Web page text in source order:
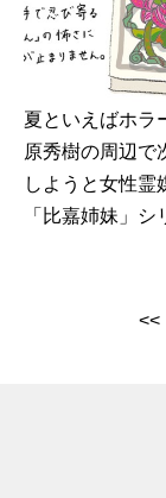
夏といえばホラ
原秀樹の周辺で
しようと女性霊
「比嘉姉妹」シ
<<